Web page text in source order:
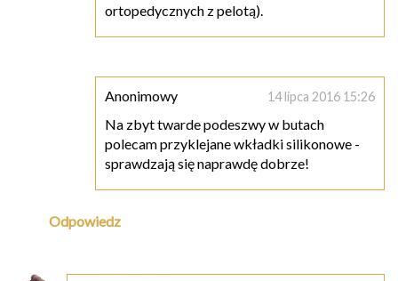
ortopedycznych z pelotą).
Anonimowy 14 lipca 2016 15:26
Na zbyt twarde podeszwy w butach
polecam przyklejane wkładki silikonowe -
sprawdzają się naprawdę dobrze!
Odpowiedz